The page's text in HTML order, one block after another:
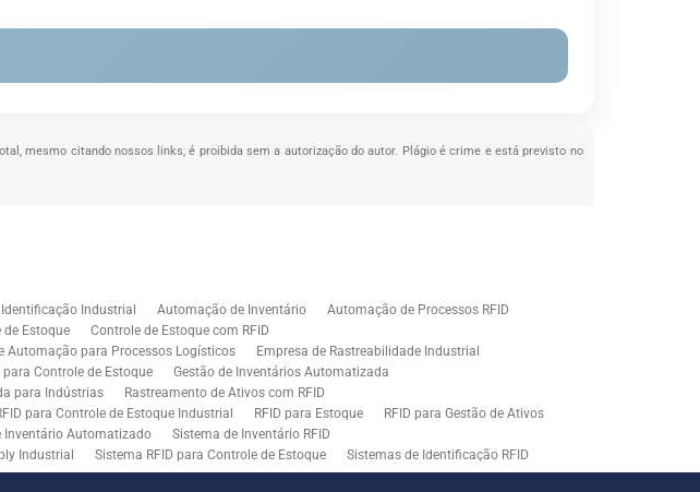
mesmo citando nossos links, é proibida sem a autorização do autor. Plágio é crime e está previsto no
Industrial Automação de Inventário
Automação de Processos RFID
Estoque
Controle de Estoque com RFID
Automação para Processos Logísticos
Empresa de Rastreabilidade Industrial
para Controle de Estoque
Gestão de Inventários Automatizada
para Indústrias
Rastreamento de Ativos com RFID
para Controle de Estoque Industrial RFID para Estoque
RFID para Gestão de Ativos
Inventário Automatizado
Sistema de Inventário RFID
Industrial Sistema RFID para Controle de Estoque
Sistemas de Identificação RFID
Aplicação de Etiquetas
Soluções em Rastreamento RFID